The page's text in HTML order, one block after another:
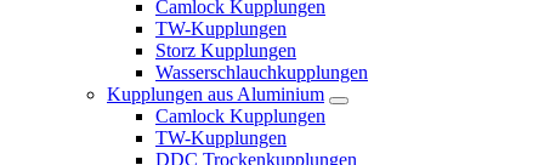
Camlock Kupplungen
TW-Kupplungen
Storz Kupplungen
Wasserschlauchkupplungen
Kupplungen aus Aluminium
Camlock Kupplungen
TW-Kupplungen
DDC Trockenkupplungen